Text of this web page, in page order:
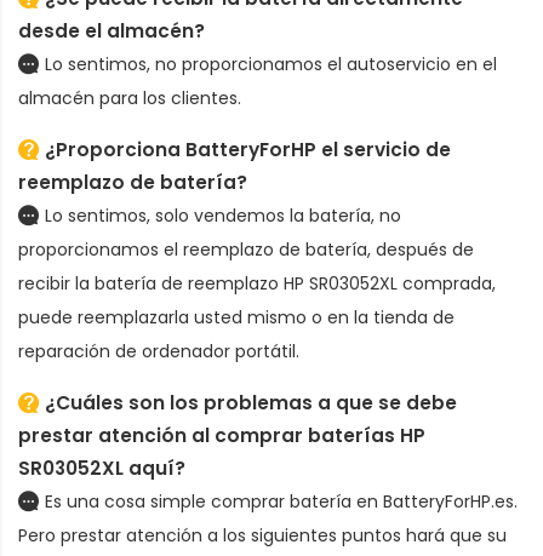
desde el almacén?
Lo sentimos, no proporcionamos el autoservicio en el
almacén para los clientes.
¿Proporciona BatteryForHP el servicio de
reemplazo de batería?
Lo sentimos, solo vendemos la batería, no
proporcionamos el reemplazo de batería, después de
recibir la batería de reemplazo HP SR03052XL comprada,
puede reemplazarla usted mismo o en la tienda de
reparación de ordenador portátil.
¿Cuáles son los problemas a que se debe
prestar atención al comprar baterías HP
SR03052XL aquí?
Es una cosa simple comprar batería en BatteryForHP.es.
Pero prestar atención a los siguientes puntos hará que su